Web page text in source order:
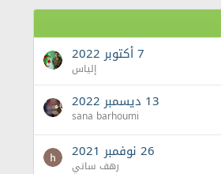
7 أكتوبر 2022
إلياس
13 ديسمبر 2022
sana barhoumi
26 نوفمبر 2021
رهف ساني